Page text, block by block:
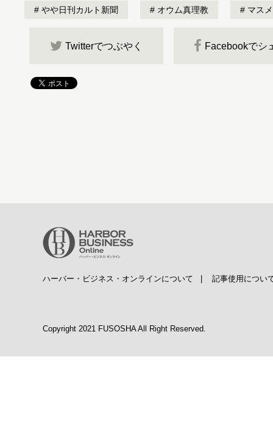
やや日刊カルト新聞 オウム真理教 マス
Twitterでつぶやく Facebookでシ
ハーバー・ビジネス・オンラインについて 記事使用につい
Copyright 2021 FUSOSHA All Right Reserved.